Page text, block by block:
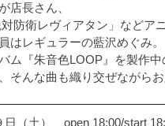
店長さん、
防衛レヴィアタン」など
はレギュラーの藍沢めぐみ。
ム『朱音色LOOP』を製作
そんな曲も織り交ぜながら
日（土） open 18:00/start